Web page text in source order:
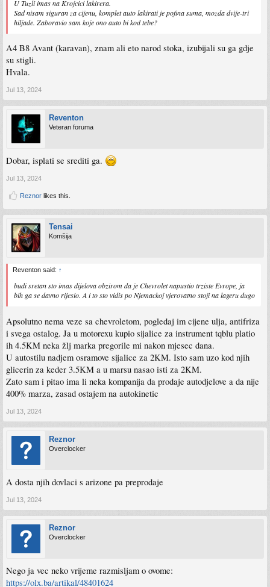
U Tuzli imas na Krojcici lakirera.
Sad nisam siguran za cijenu, komplet auto lakirati je pofina suma, mozda dvije-tri
hiljade. Zaboravio sam koje ono auto bi kod tebe?
A4 B8 Avant (karavan), znam ali eto narod stoka, izubijali su ga gdje
su stigli.
Hvala.
Jul 13, 2024
Reventon
Veteran foruma
Dobar, isplati se srediti ga.
Jul 13, 2024
Reznor likes this.
Tensai
Komšija
Reventon said: ↑
budi sretan sto imas dijelova obzirom da je Chevrolet napustio trziste Evrope, ja
bih ga se davno rijesio. A i to sto vidis po Njemackoj vjerovatno stoji na lageru dugo
Apsolutno nema veze sa chevroletom, pogledaj im cijene ulja, antifriza
i svega ostalog. Ja u motorexu kupio sijalice za instrument tqblu platio
ih 4.5KM neka žlj marka pregorile mi nakon mjesec dana.
U autostilu nadjem osramove sijalice za 2KM. Isto sam uzo kod njih
glicerin za keder 3.5KM a u marsu nasao isti za 2KM.
Zato sam i pitao ima li neka kompanija da prodaje autodjelove a da nije
400% marza, zasad ostajem na autokinetic
Jul 13, 2024
Reznor
Overclocker
A dosta njih dovlaci s arizone pa preprodaje
Jul 13, 2024
Reznor
Overclocker
Nego ja vec neko vrijeme razmisljam o ovome:
https://olx.ba/artikal/48401624